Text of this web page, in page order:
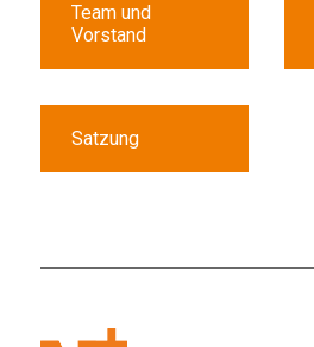
Team und
Vorstand
Satzung